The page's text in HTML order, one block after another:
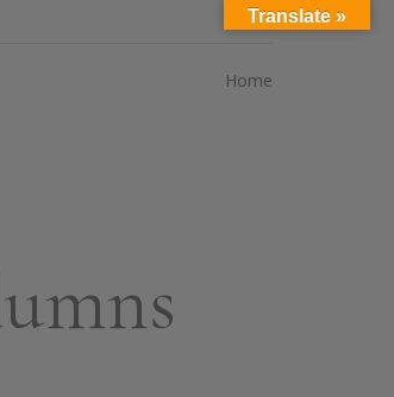
Home
Translate »